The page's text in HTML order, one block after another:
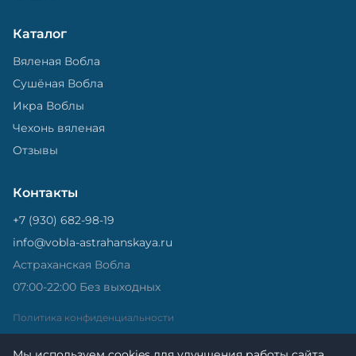
Каталог
Вяленая Вобла
Сушёная Вобла
Икра Воблы
Чехонь вяленая
Отзывы
Контакты
+7 (930) 682-98-19
info@vobla-astrahanskaya.ru
Астраханская Вобла
07:00-22:00 Без выходных
Политика конфиденциальности